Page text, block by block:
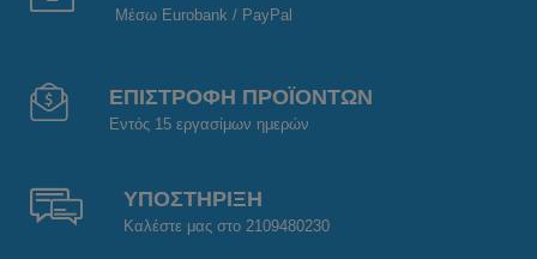
Μέσω Eurobank / PayPal
ΕΠΙΣΤΡΟΦΗ ΠΡΟΪΟΝΤΩΝ
Εντός 15 εργασίμων ημερών
ΥΠΟΣΤΗΡΙΞΗ
Καλέστε μας στο 2109480230